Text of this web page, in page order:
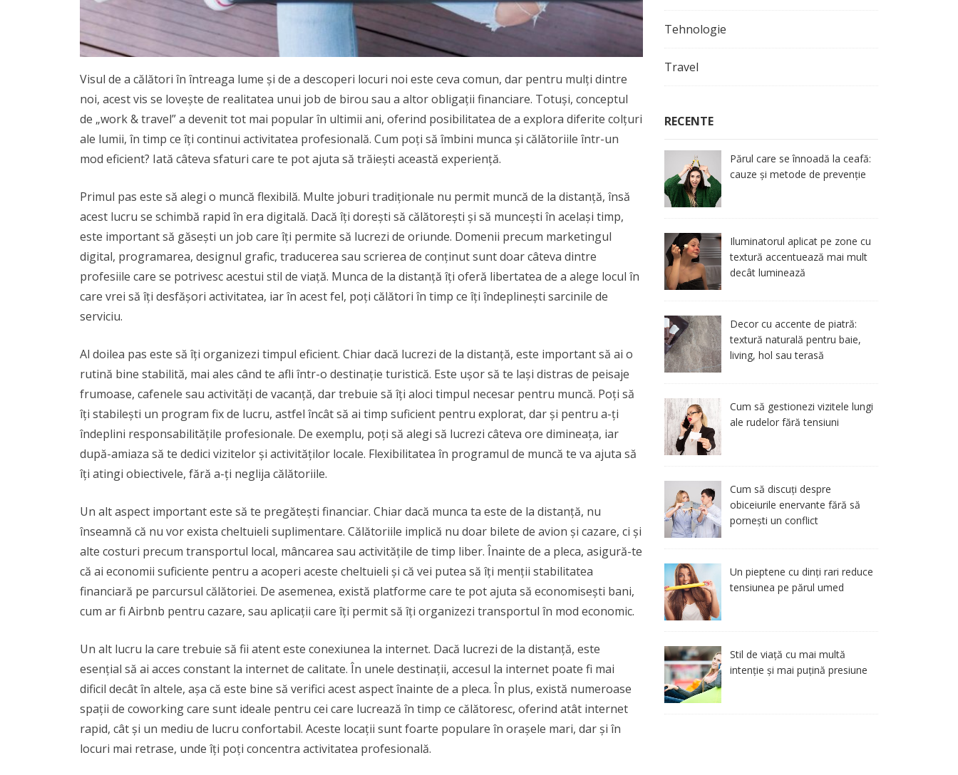
Visul de a călători în întreaga lume și de a descoperi locuri noi este ceva comun, dar pentru mulți dintre
noi, acest vis se lovește de realitatea unui job de birou sau a altor obligații financiare. Totuși, conceptul
de „work & travel” a devenit tot mai popular în ultimii ani, oferind posibilitatea de a explora diferite colțuri
ale lumii, în timp ce îți continui activitatea profesională. Cum poți să îmbini munca și călătoriile într-un
mod eficient? Iată câteva sfaturi care te pot ajuta să trăiești această experiență.
Primul pas este să alegi o muncă flexibilă. Multe joburi tradiționale nu permit muncă de la distanță, însă
acest lucru se schimbă rapid în era digitală. Dacă îți dorești să călătorești și să muncești în același timp,
este important să găsești un job care îți permite să lucrezi de oriunde. Domenii precum marketingul
digital, programarea, designul grafic, traducerea sau scrierea de conținut sunt doar câteva dintre
profesiile care se potrivesc acestui stil de viață. Munca de la distanță îți oferă libertatea de a alege locul în
care vrei să îți desfășori activitatea, iar în acest fel, poți călători în timp ce îți îndeplinești sarcinile de
serviciu.
Al doilea pas este să îți organizezi timpul eficient. Chiar dacă lucrezi de la distanță, este important să ai o
rutină bine stabilită, mai ales când te afli într-o destinație turistică. Este ușor să te lași distras de peisaje
frumoase, cafenele sau activități de vacanță, dar trebuie să îți aloci timpul necesar pentru muncă. Poți să
îți stabilești un program fix de lucru, astfel încât să ai timp suficient pentru explorat, dar și pentru a-ți
îndeplini responsabilitățile profesionale. De exemplu, poți să alegi să lucrezi câteva ore dimineața, iar
după-amiaza să te dedici vizitelor și activităților locale. Flexibilitatea în programul de muncă te va ajuta să
îți atingi obiectivele, fără a-ți neglija călătoriile.
Un alt aspect important este să te pregătești financiar. Chiar dacă munca ta este de la distanță, nu
înseamnă că nu vor exista cheltuieli suplimentare. Călătoriile implică nu doar bilete de avion și cazare, ci și
alte costuri precum transportul local, mâncarea sau activitățile de timp liber. Înainte de a pleca, asigură-te
că ai economii suficiente pentru a acoperi aceste cheltuieli și că vei putea să îți menții stabilitatea
financiară pe parcursul călătoriei. De asemenea, există platforme care te pot ajuta să economisești bani,
cum ar fi Airbnb pentru cazare, sau aplicații care îți permit să îți organizezi transportul în mod economic.
Un alt lucru la care trebuie să fii atent este conexiunea la internet. Dacă lucrezi de la distanță, este
esențial să ai acces constant la internet de calitate. În unele destinații, accesul la internet poate fi mai
dificil decât în altele, așa că este bine să verifici acest aspect înainte de a pleca. În plus, există numeroase
spații de coworking care sunt ideale pentru cei care lucrează în timp ce călătoresc, oferind atât internet
rapid, cât și un mediu de lucru confortabil. Aceste locații sunt foarte populare în orașele mari, dar și în
locuri mai retrase, unde îți poți concentra activitatea profesională.
Tehnologie
Travel
RECENTE
Părul care se înnoadă la ceafă:
cauze și metode de prevenție
Iluminatorul aplicat pe zone cu
textură accentuează mai mult
decât luminează
Decor cu accente de piatră:
textură naturală pentru baie,
living, hol sau terasă
Cum să gestionezi vizitele lungi
ale rudelor fără tensiuni
Cum să discuți despre
obiceiurile enervante fără să
pornești un conflict
Un pieptene cu dinți rari reduce
tensiunea pe părul umed
Stil de viață cu mai multă
intenție și mai puțină presiune